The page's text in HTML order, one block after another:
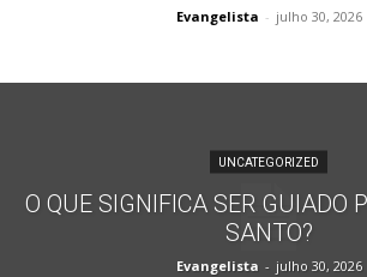
Evangelista - julho 30, 2026
UNCATEGORIZED
O QUE SIGNIFICA SER GUIADO
SANTO?
Evangelista - julho 30, 2026